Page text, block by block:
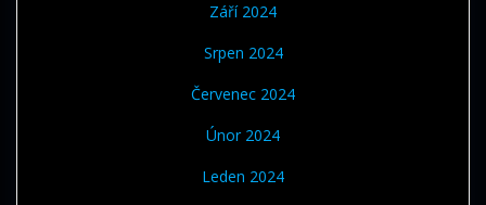
Září 2024
Srpen 2024
Červenec 2024
Únor 2024
Leden 2024